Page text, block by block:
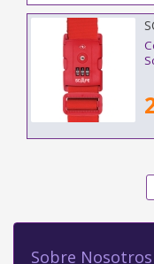
Sobre Nosotros